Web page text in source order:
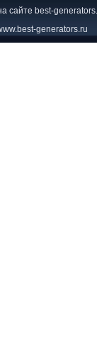
сайте best-
generators.ru